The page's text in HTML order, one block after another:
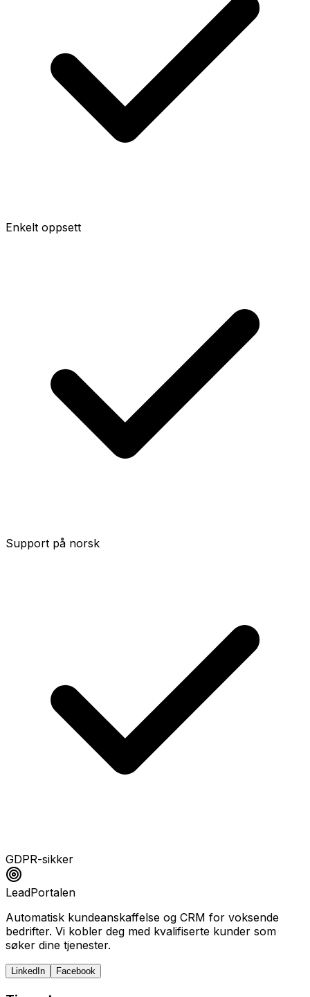
Enkelt oppsett
Support på norsk
GDPR-sikker
LeadPortalen
Automatisk kundeanskaffelse og CRM for voksende
bedrifter. Vi kobler deg med kvalifiserte kunder som
søker dine tjenester.
LinkedIn Facebook